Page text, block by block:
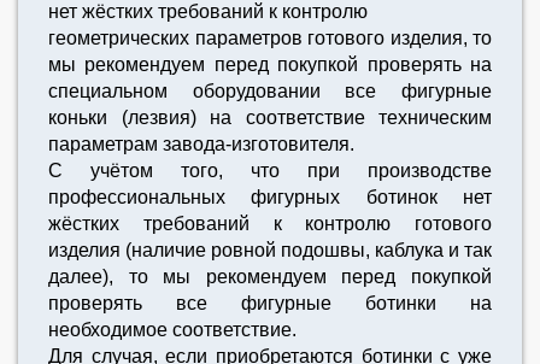
нет жёстких требований к контролю
геометрических параметров готового изделия, то
мы рекомендуем перед покупкой проверять на
специальном оборудовании все фигурные
коньки (лезвия) на соответствие техническим
параметрам завода-изготовителя.
C учётом того, что при производстве
профессиональных фигурных ботинок нет
жёстких требований к контролю готового
изделия (наличие ровной подошвы, каблука и так
далее), то мы рекомендуем перед покупкой
проверять все фигурные ботинки на
необходимое соответствие.
Для случая, если приобретаются ботинки с уже